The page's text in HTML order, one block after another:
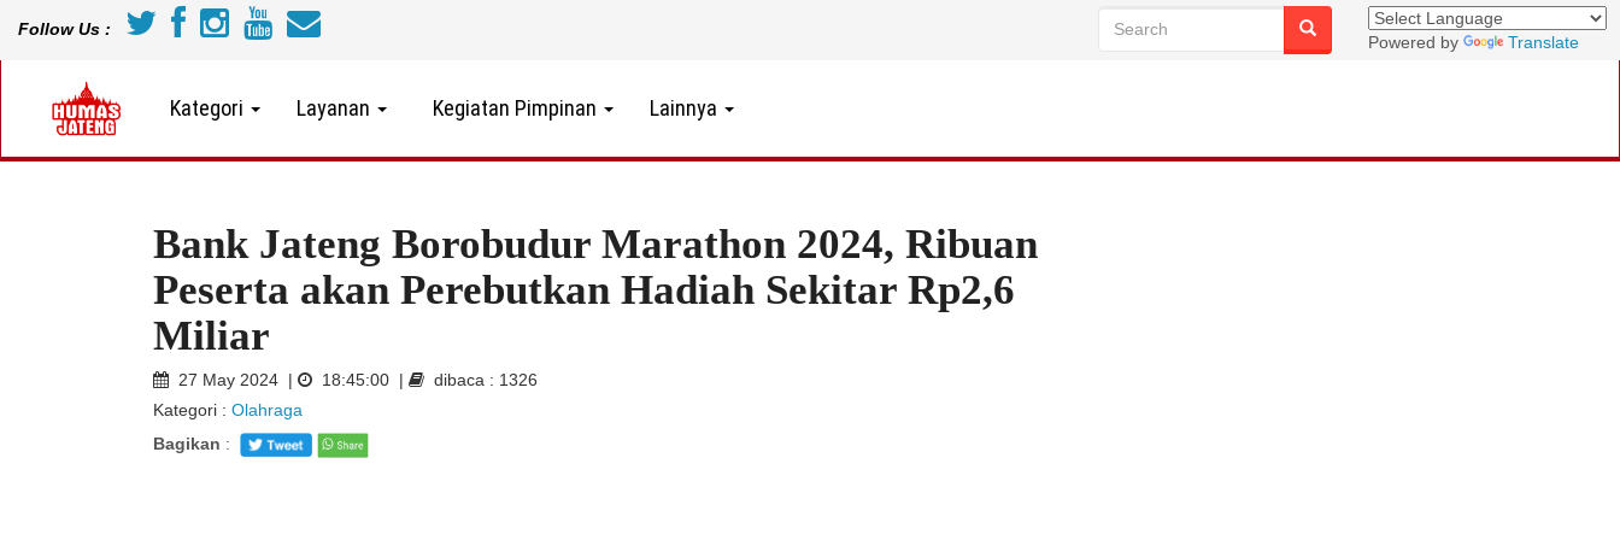
Follow Us :
Powered by Translate
Kategori Layanan Kegiatan Pimpinan Lainnya
Bank Jateng Borobudur Marathon 2024, Ribuan
Peserta akan Perebutkan Hadiah Sekitar Rp2,6
Miliar
27 May 2024 | 18:45:00 |
dibaca : 1326
Kategori : Olahraga
Bagikan :